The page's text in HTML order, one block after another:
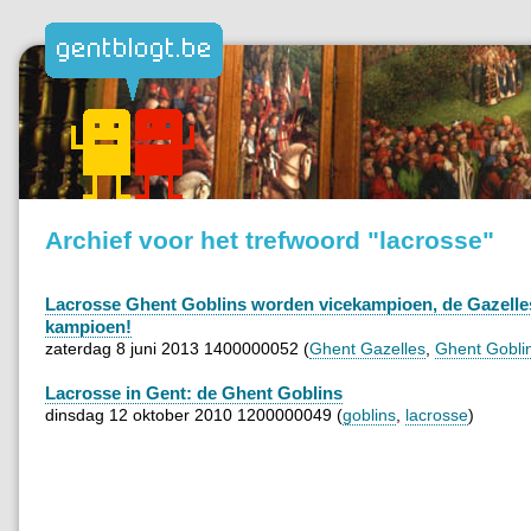
Archief voor het trefwoord "lacrosse"
Lacrosse Ghent Goblins worden vicekampioen, de
kampioen!
zaterdag 8 juni 2013 1400000052 (Ghent Gazelles Ghent
Lacrosse in Gent: de Ghent Goblins
dinsdag 12 oktober 2010 1200000049 (goblins lacrosse)